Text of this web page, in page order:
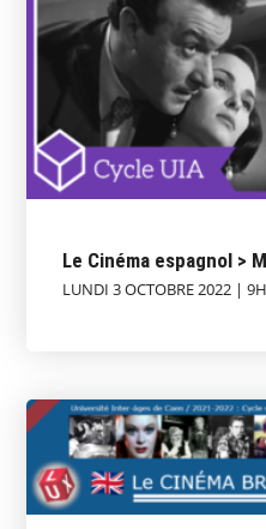
Le Cinéma espagnol >
LUNDI 3 OCTOBRE 2022 |